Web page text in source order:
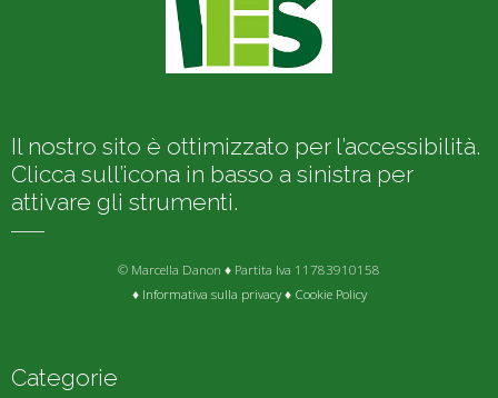
Il nostro sito è ottimizzato per l’accessibilità.
Clicca sull’icona in basso a sinistra per
attivare gli strumenti.
© Marcella Danon ♦ Partita Iva 11783910158
♦ Informativa sulla privacy♦ Cookie Policy
Categorie